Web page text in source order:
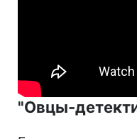
"Овцы-